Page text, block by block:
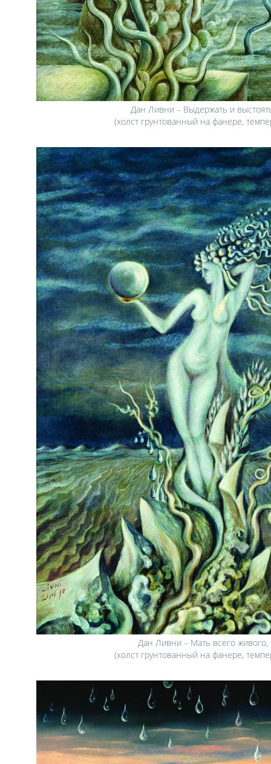
Дан Ливни – Выдержать и
(холст грунтованный на фанере,
Дан Ливни – Мать всего живого,
(холст грунтованный на фанере,